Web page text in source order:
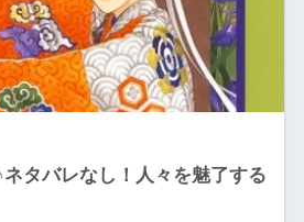
タバレなし！人々を魅了する